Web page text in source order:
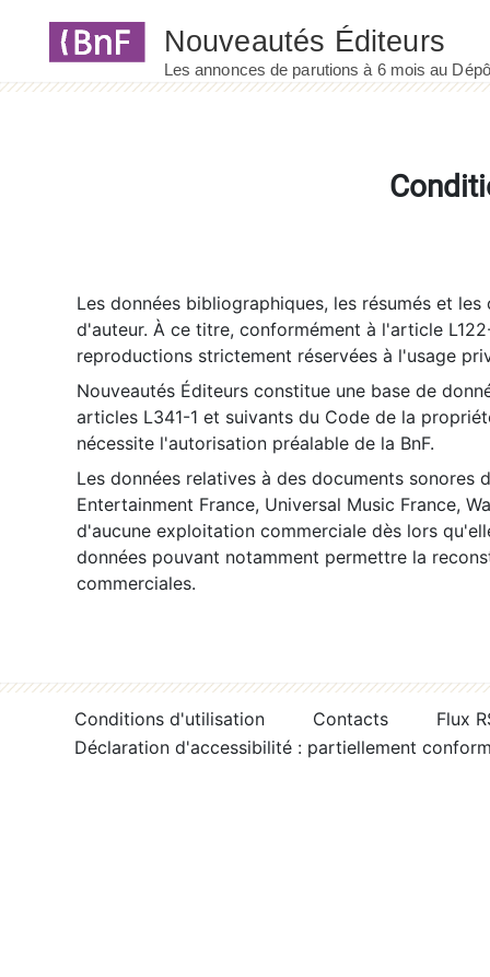
Les données bibliographiques, les résumés et
d'auteur. À ce titre, conformément à l'article
reproductions strictement réservées à l'usage
Nouveautés Éditeurs constitue une base de
articles L341-1 et suivants du Code de la
nécessite l'autorisation préalable de la BnF.
Les données relatives à des documents sonores
Entertainment France, Universal Music France,
d'aucune exploitation commerciale dès lors
données pouvant notamment permettre la
commerciales.
Conditions d'utilisation Contacts
Flux
Déclaration d'accessibilité : partiellement